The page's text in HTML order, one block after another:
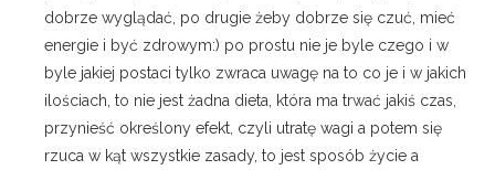
dobrze wyglądać, po drugie żeby dobrze się czuć, mieć
energie i być zdrowym:) po prostu nie je byle czego i w
byle jakiej postaci tylko zwraca uwagę na to co je i w jakich
ilościach, to nie jest żadna dieta, która ma trwać jakiś czas,
przynieść określony efekt, czyli utratę wagi a potem się
rzuca w kąt wszystkie zasady, to jest sposób życie a